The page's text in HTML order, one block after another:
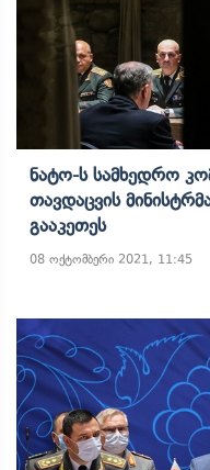
Ნატო-Ს Სამხედრო
Თავდაცვის
Გააკეთეს
08 ოქტომბერი 2021, 11:45